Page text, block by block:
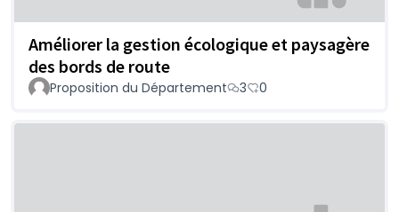
Améliorer la gestion écologique et paysagère
des bords de route
Proposition du Département 3 0